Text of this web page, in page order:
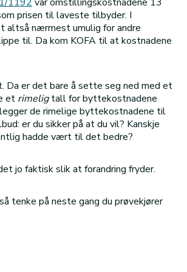
prisen til laveste tilbyder. I
altså nærmest umulig for andre
til. Da kom KOFA til at kostnadene
Da er det bare å sette seg ned med et
et rimeligtall for byttekostnadene
de rimelige byttekostnadene til
er du sikker på at du vil? Kanskje
hadde vært til det bedre?
jo faktisk slik at forandring fryder.
tenke på neste gang du prøvekjører